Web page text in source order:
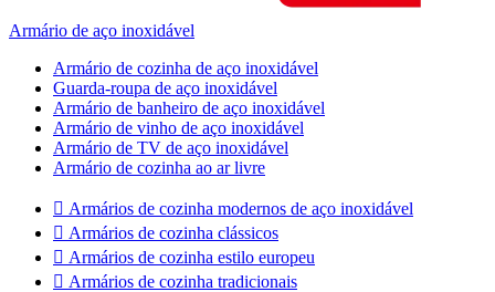
Armário de aço inoxidável
Armário de cozinha de aço inoxidável
Guarda-roupa de aço inoxidável
Armário de banheiro de aço inoxidável
Armário de vinho de aço inoxidável
Armário de TV de aço inoxidável
Armário de cozinha ao ar livre
 Armários de cozinha modernos de aço inoxidável
 Armários de cozinha clássicos
 Armários de cozinha estilo europeu
 Armários de cozinha tradicionais